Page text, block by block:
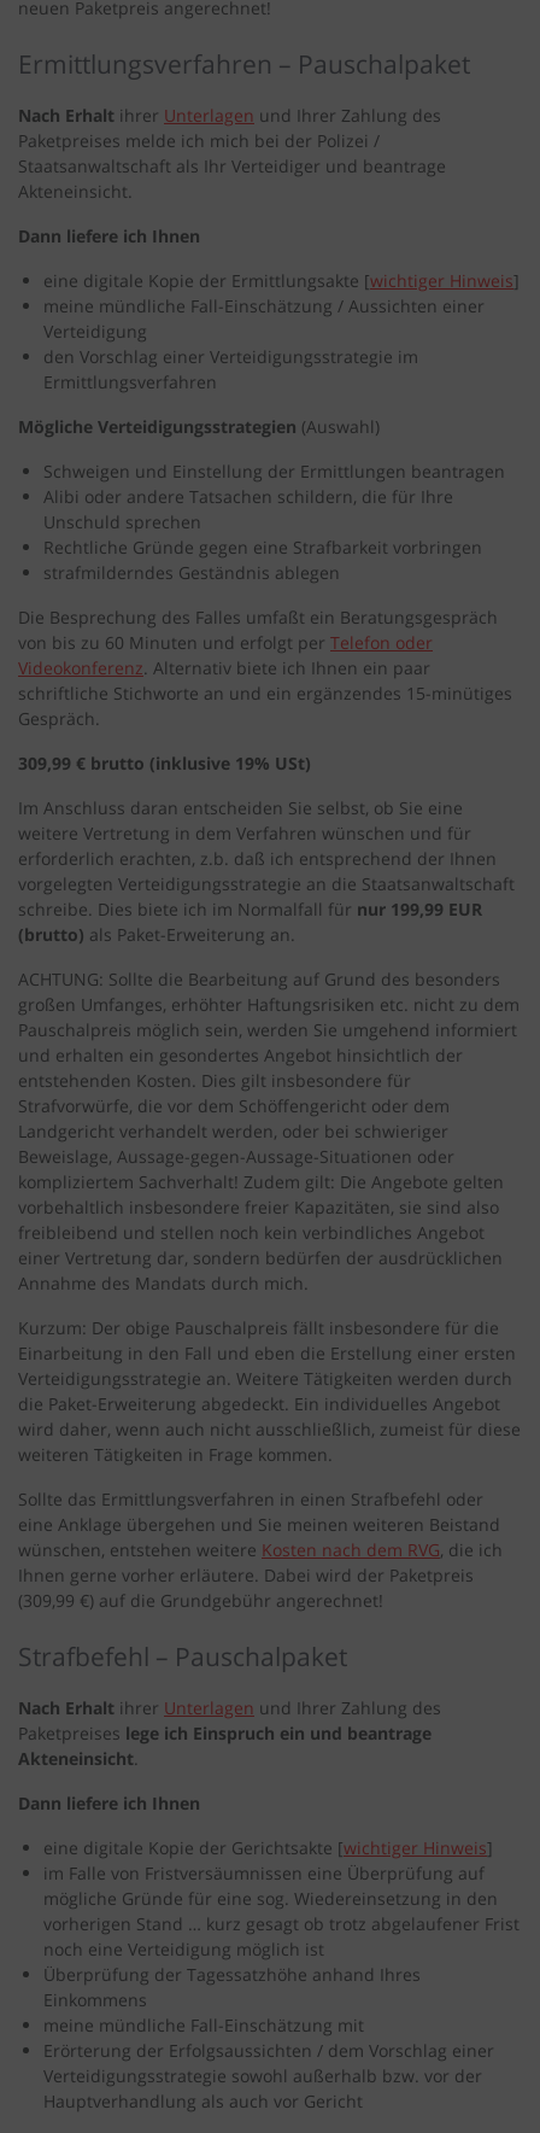
neuen Paketpreis angerechnet!
Ermittlungsverfahren – Pauschalpaket
Nach Erhalt ihrer Unterlagen und Ihrer Zahlung des
Paketpreises melde ich mich bei der Polizei /
Staatsanwaltschaft als Ihr Verteidiger und beantrage
Akteneinsicht.
Dann liefere ich Ihnen
eine digitale Kopie der Ermittlungsakte [wichtiger Hinweis]
meine mündliche Fall-Einschätzung / Aussichten einer
Verteidigung
den Vorschlag einer Verteidigungsstrategie im
Ermittlungsverfahren
Mögliche Verteidigungsstrategien (Auswahl)
Schweigen und Einstellung der Ermittlungen beantragen
Alibi oder andere Tatsachen schildern, die für Ihre
Unschuld sprechen
Rechtliche Gründe gegen eine Strafbarkeit vorbringen
strafmilderndes Geständnis ablegen
Die Besprechung des Falles umfaßt ein Beratungsgespräch
von bis zu 60 Minuten und erfolgt per Telefon oder
Videokonferenz. Alternativ biete ich Ihnen ein paar
schriftliche Stichworte an und ein ergänzendes 15-minütiges
Gespräch.
309,99 € brutto (inklusive 19% USt)
Im Anschluss daran entscheiden Sie selbst, ob Sie eine
weitere Vertretung in dem Verfahren wünschen und für
erforderlich erachten, z.b. daß ich entsprechend der Ihnen
vorgelegten Verteidigungsstrategie an die Staatsanwaltschaft
schreibe. Dies biete ich im Normalfall für nur 199,99 EUR
(brutto) als Paket-Erweiterung an.
ACHTUNG: Sollte die Bearbeitung auf Grund des besonders
großen Umfanges, erhöhter Haftungsrisiken etc. nicht zu dem
Pauschalpreis möglich sein, werden Sie umgehend informiert
und erhalten ein gesondertes Angebot hinsichtlich der
entstehenden Kosten. Dies gilt insbesondere für
Strafvorwürfe, die vor dem Schöffengericht oder dem
Landgericht verhandelt werden, oder bei schwieriger
Beweislage, Aussage-gegen-Aussage-Situationen oder
kompliziertem Sachverhalt! Zudem gilt: Die Angebote gelten
vorbehaltlich insbesondere freier Kapazitäten, sie sind also
freibleibend und stellen noch kein verbindliches Angebot
einer Vertretung dar, sondern bedürfen der ausdrücklichen
Annahme des Mandats durch mich.
Kurzum: Der obige Pauschalpreis fällt insbesondere für die
Einarbeitung in den Fall und eben die Erstellung einer ersten
Verteidigungsstrategie an. Weitere Tätigkeiten werden durch
die Paket-Erweiterung abgedeckt. Ein individuelles Angebot
wird daher, wenn auch nicht ausschließlich, zumeist für diese
weiteren Tätigkeiten in Frage kommen.
Sollte das Ermittlungsverfahren in einen Strafbefehl oder
eine Anklage übergehen und Sie meinen weiteren Beistand
wünschen, entstehen weitere Kosten nach dem RVG, die ich
Ihnen gerne vorher erläutere. Dabei wird der Paketpreis
(309,99 €) auf die Grundgebühr angerechnet!
Strafbefehl – Pauschalpaket
Nach Erhalt ihrer Unterlagen und Ihrer Zahlung des
Paketpreises lege ich Einspruch ein und beantrage
Akteneinsicht.
Dann liefere ich Ihnen
eine digitale Kopie der Gerichtsakte [wichtiger Hinweis]
im Falle von Fristversäumnissen eine Überprüfung auf
mögliche Gründe für eine sog. Wiedereinsetzung in den
vorherigen Stand … kurz gesagt ob trotz abgelaufener Frist
noch eine Verteidigung möglich ist
Überprüfung der Tagessatzhöhe anhand Ihres
Einkommens
meine mündliche Fall-Einschätzung mit
Erörterung der Erfolgsaussichten / dem Vorschlag einer
Verteidigungsstrategie sowohl außerhalb bzw. vor der
Hauptverhandlung als auch vor Gericht